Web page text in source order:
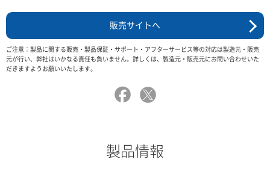
販売サイトへ
ご注意：製品に関する販売・製品保証・サポート・アフターサービス等の対応は製造元・販売
元が行い、弊社はいかなる責任も負いません。詳しくは、製造元・販売元にお問い合わせいた
だきますようお願いいたします。
製品情報